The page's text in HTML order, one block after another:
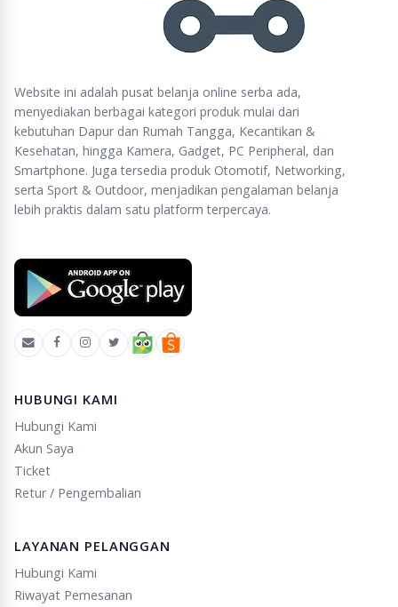
Website ini adalah pusat belanja online serba ada,
menyediakan berbagai kategori produk mulai dari
kebutuhan Dapur dan Rumah Tangga, Kecantikan &
Kesehatan, hingga Kamera, Gadget, PC Peripheral, dan
Smartphone. Juga tersedia produk Otomotif, Networking,
serta Sport & Outdoor, menjadikan pengalaman belanja
lebih praktis dalam satu platform terpercaya.
HUBUNGI KAMI
Hubungi Kami
Akun Saya
Ticket
Retur / Pengembalian
LAYANAN PELANGGAN
Hubungi Kami
Riwayat Pemesanan